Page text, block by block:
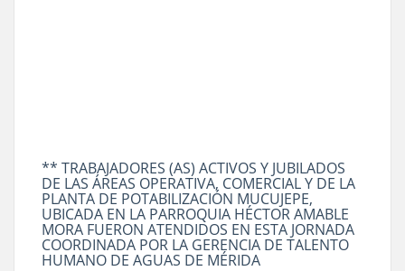
** TRABAJADORES (AS) ACTIVOS Y JUBILADOS
DE LAS ÁREAS OPERATIVA, COMERCIAL Y DE LA
PLANTA DE POTABILIZACIÓN MUCUJEPE,
UBICADA EN LA PARROQUIA HÉCTOR AMABLE
MORA FUERON ATENDIDOS EN ESTA JORNADA
COORDINADA POR LA GERENCIA DE TALENTO
HUMANO DE AGUAS DE MÉRIDA